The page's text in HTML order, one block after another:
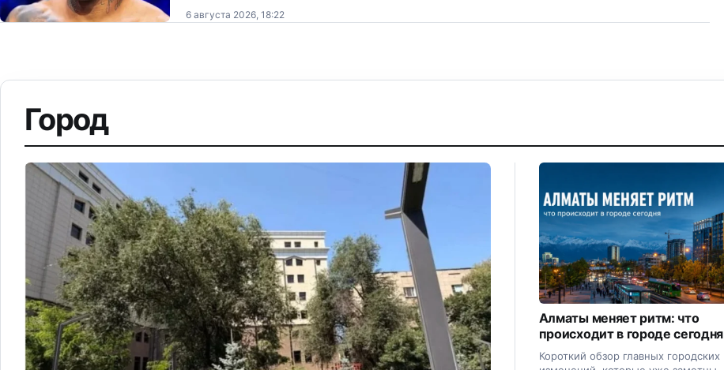
6 августа 2026, 18:22
Город
Алматы меняет ритм: что
происходит в городе сегодня
Короткий обзор главных городских